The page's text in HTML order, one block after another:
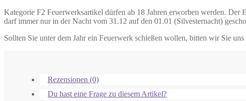
Kategorie F2 Feuerwerksartikel dürfen ab 18 Jahren erworben werden.
darf immer nur in der Nacht vom 31.12 auf den 01.01 (Silvesternacht)
Sollten Sie unter dem Jahr ein Feuerwerk schießen wollen, bitten wir Sie
Rezensionen (0)
Du hast eine Frage zu diesem Artikel?